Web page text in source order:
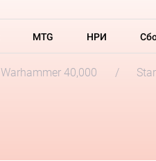
MTG НРИ
Warhammer 40,000